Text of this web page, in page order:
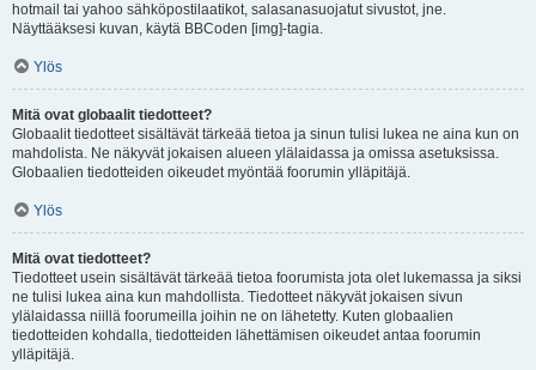
hotmail tai yahoo sähköpostilaatikot, salasanasuojatut sivustot, jne.
Näyttääksesi kuvan, käytä BBCoden [img]-tagia.
Ylös
Mitä ovat globaalit tiedotteet?
Globaalit tiedotteet sisältävät tärkeää tietoa ja sinun tulisi lukea ne aina kun on
mahdolista. Ne näkyvät jokaisen alueen ylälaidassa ja omissa asetuksissa.
Globaalien tiedotteiden oikeudet myöntää foorumin ylläpitäjä.
Ylös
Mitä ovat tiedotteet?
Tiedotteet usein sisältävät tärkeää tietoa foorumista jota olet lukemassa ja siksi
ne tulisi lukea aina kun mahdollista. Tiedotteet näkyvät jokaisen sivun
ylälaidassa niillä foorumeilla joihin ne on lähetetty. Kuten globaalien
tiedotteiden kohdalla, tiedotteiden lähettämisen oikeudet antaa foorumin
ylläpitäjä.